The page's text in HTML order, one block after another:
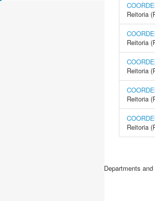
Reitoria
Reitoria
Reitoria
Reitoria
Reitoria
Departments and